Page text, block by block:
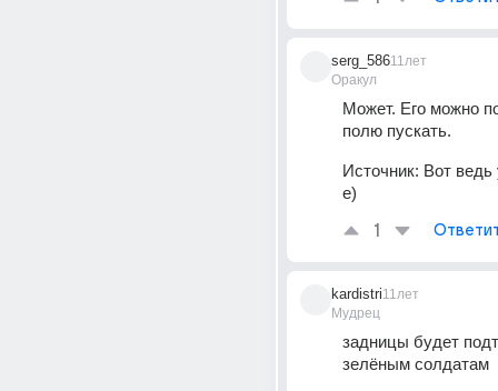
serg_586
Оракул
11лет
Может. Его можно
полю пускать.
Источник: Вот
е)
1
kardistri
Мудрец
11лет
задницы будет
зелёным солдатам